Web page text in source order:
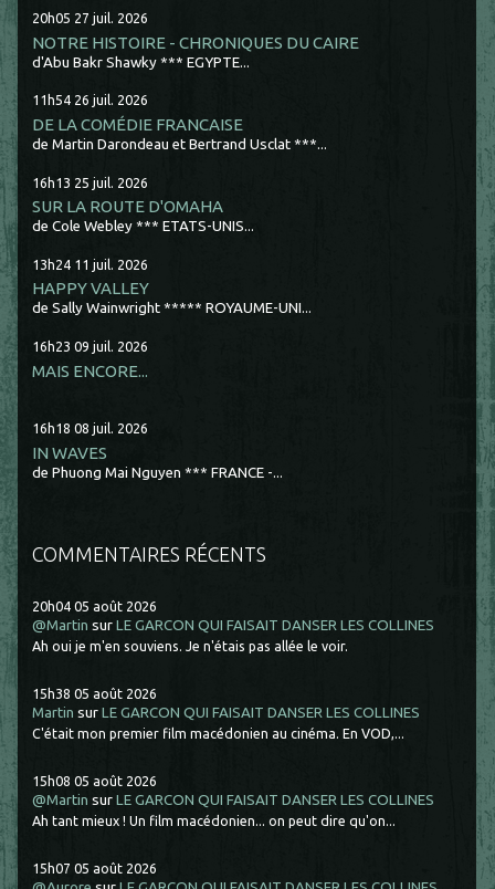
20h05 27 juil. 2026
NOTRE HISTOIRE - CHRONIQUES DU CAIRE
d'Abu Bakr Shawky *** EGYPTE...
11h54 26 juil. 2026
DE LA COMÉDIE FRANCAISE
de Martin Darondeau et Bertrand Usclat ***...
16h13 25 juil. 2026
SUR LA ROUTE D'OMAHA
de Cole Webley *** ETATS-UNIS...
13h24 11 juil. 2026
HAPPY VALLEY
de Sally Wainwright ***** ROYAUME-UNI...
16h23 09 juil. 2026
MAIS ENCORE...
16h18 08 juil. 2026
IN WAVES
de Phuong Mai Nguyen *** FRANCE -...
COMMENTAIRES RÉCENTS
20h04 05 août 2026
@Martin surLE GARCON QUI FAISAIT DANSER LES COLLINES
Ah oui je m'en souviens. Je n'étais pas allée le voir.
15h38 05 août 2026
Martin surLE GARCON QUI FAISAIT DANSER LES COLLINES
C'était mon premier film macédonien au cinéma. En VOD,...
15h08 05 août 2026
@Martin surLE GARCON QUI FAISAIT DANSER LES COLLINES
Ah tant mieux ! Un film macédonien... on peut dire qu'on...
15h07 05 août 2026